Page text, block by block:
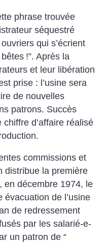
phrase trouvée
séquestré
qui s’écrient
!”. Après la
et leur libération
prise : l’usine sera
de nouvelles
patrons. Succès
d’affaire réalisé
commissions et
distribue la première
en décembre 1974, le
de l’usine
de redressement
par les salarié-e-
un patron de “